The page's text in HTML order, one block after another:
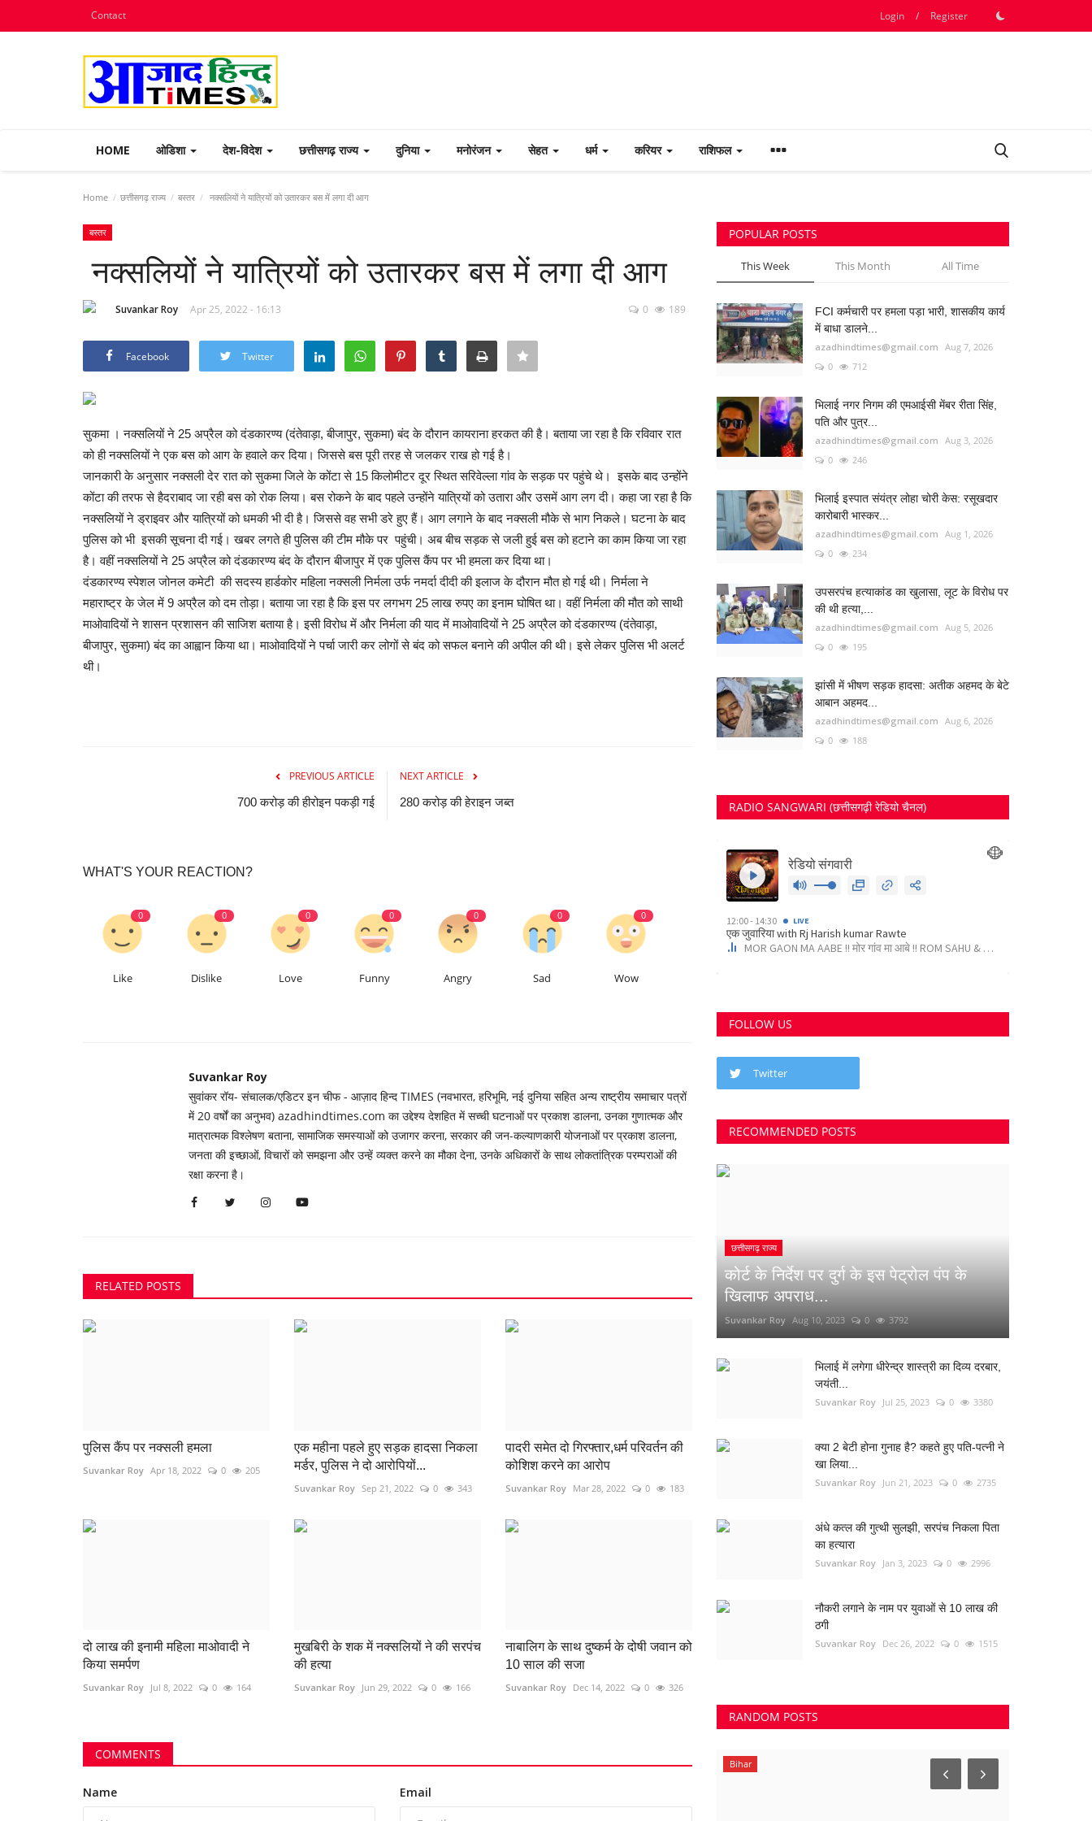
Contact Login / Register
HOME ओडिशा देश-विदेश छत्तीसगढ़ राज्य दुनिया मनोरंजन सेहत धर्म करियर राशिफल
Home छत्तीसगढ़ राज्य बस्तर नक्सलियों ने यात्रियों को उतारकर बस में लगा दी आग
बस्तर
नक्सलियों ने यात्रियों को उतारकर बस में लगा दी आग
Suvankar Roy Apr 25, 2022 - 16:13 0 189
Facebook Twitter
सुकमा । नक्सलियों ने 25 अप्रैल को दंडकारण्य (दंतेवाड़ा, बीजापुर, सुकमा) बंद के दौरान कायराना हरकत की है। बताया जा रहा है कि रविवार रात
को ही नक्सलियों ने एक बस को आग के हवाले कर दिया। जिससे बस पूरी तरह से जलकर राख हो गई है।
जानकारी के अनुसार नक्सली देर रात को सुकमा जिले के कोंटा से 15 किलोमीटर दूर स्थित सरिवेल्ला गांव के सड़क पर पहुंचे थे। इसके बाद उन्होंने
कोंटा की तरफ से हैदराबाद जा रही बस को रोक लिया। बस रोकने के बाद पहले उन्होंने यात्रियों को उतारा और उसमें आग लग दी। कहा जा रहा है कि
नक्सलियों ने ड्राइवर और यात्रियों को धमकी भी दी है। जिससे वह सभी डरे हुए हैं। आग लगाने के बाद नक्सली मौके से भाग निकले। घटना के बाद
पुलिस को भी इसकी सूचना दी गई। खबर लगते ही पुलिस की टीम मौके पर पहुंची। अब बीच सड़क से जली हुई बस को हटाने का काम किया जा रहा
है। वहीं नक्सलियों ने 25 अप्रैल को दंडकारण्य बंद के दौरान बीजापुर में एक पुलिस कैंप पर भी हमला कर दिया था।
दंडकारण्य स्पेशल जोनल कमेटी की सदस्य हार्डकोर महिला नक्सली निर्मला उर्फ नमर्दा दीदी की इलाज के दौरान मौत हो गई थी। निर्मला ने
महाराष्ट्र के जेल में 9 अप्रैल को दम तोड़ा। बताया जा रहा है कि इस पर लगभग 25 लाख रुपए का इनाम घोषित था। वहीं निर्मला की मौत को साथी
माओवादियों ने शासन प्रशासन की साजिश बताया है। इसी विरोध में और निर्मला की याद में माओवादियों ने 25 अप्रैल को दंडकारण्य (दंतेवाड़ा,
बीजापुर, सुकमा) बंद का आह्वान किया था। माओवादियों ने पर्चा जारी कर लोगों से बंद को सफल बनाने की अपील की थी। इसे लेकर पुलिस भी अलर्ट
थी।
PREVIOUS ARTICLE
700 करोड़ की हीरोइन पकड़ी गई
NEXT ARTICLE
280 करोड़ की हेराइन जब्त
WHAT'S YOUR REACTION?
0
Like
0
Dislike
0
Love
0
Funny
0
Angry
0
Sad
0
Wow
Suvankar Roy
सुवांकर रॉय- संचालक/एडिटर इन चीफ - आज़ाद हिन्द TIMES (नवभारत, हरिभूमि, नई दुनिया सहित अन्य राष्ट्रीय समाचार पत्रों
में 20 वर्षों का अनुभव) azadhindtimes.com का उद्देश्य देशहित में सच्ची घटनाओं पर प्रकाश डालना, उनका गुणात्मक और
मात्रात्मक विश्लेषण बताना, सामाजिक समस्याओं को उजागर करना, सरकार की जन-कल्याणकारी योजनाओं पर प्रकाश डालना,
जनता की इच्छाओं, विचारों को समझना और उन्हें व्यक्त करने का मौका देना, उनके अधिकारों के साथ लोकतांत्रिक परम्पराओं की
रक्षा करना है।
RELATED POSTS
पुलिस कैंप पर नक्सली हमला
Suvankar Roy Apr 18, 2022 0 205
एक महीना पहले हुए सड़क हादसा निकला
मर्डर, पुलिस ने दो आरोपियों...
Suvankar Roy Sep 21, 2022 0 343
पादरी समेत दो गिरफ्तार,धर्म परिवर्तन की
कोशिश करने का आरोप
Suvankar Roy Mar 28, 2022 0 183
दो लाख की इनामी महिला माओवादी ने
किया समर्पण
Suvankar Roy Jul 8, 2022 0 164
मुखबिरी के शक में नक्सलियों ने की सरपंच
की हत्या
Suvankar Roy Jun 29, 2022 0 166
नाबालिग के साथ दुष्कर्म के दोषी जवान को
10 साल की सजा
Suvankar Roy Dec 14, 2022 0 326
COMMENTS
Name Email
POPULAR POSTS
This Week This Month All Time
FCI कर्मचारी पर हमला पड़ा भारी, शासकीय कार्य
में बाधा डालने...
azadhindtimes@gmail.com Aug 7, 2026
0
712
भिलाई नगर निगम की एमआईसी मेंबर रीता सिंह,
पति और पुत्र...
azadhindtimes@gmail.com Aug 3, 2026
0
246
भिलाई इस्पात संयंत्र लोहा चोरी केस: रसूखदार
कारोबारी भास्कर...
azadhindtimes@gmail.com Aug 1, 2026
0
234
उपसरपंच हत्याकांड का खुलासा, लूट के विरोध पर
की थी हत्या,...
azadhindtimes@gmail.com Aug 5, 2026
0
195
झांसी में भीषण सड़क हादसा: अतीक अहमद के बेटे
आबान अहमद...
azadhindtimes@gmail.com Aug 6, 2026
0
188
RADIO SANGWARI (छत्तीसगढ़ी रेडियो चैनल)
FOLLOW US
Twitter
RECOMMENDED POSTS
छत्तीसगढ़ राज्य
कोर्ट के निर्देश पर दुर्ग के इस पेट्रोल पंप के
खिलाफ अपराध...
Suvankar Roy Aug 10, 2023 0 3792
भिलाई में लगेगा धीरेन्द्र शास्त्री का दिव्य दरबार,
जयंती...
Suvankar Roy Jul 25, 2023 0 3380
क्या 2 बेटी होना गुनाह है? कहते हुए पति-पत्नी ने
खा लिया...
Suvankar Roy Jun 21, 2023 0 2735
अंधे कत्ल की गुत्थी सुलझी, सरपंच निकला पिता
का हत्यारा
Suvankar Roy Jan 3, 2023 0 2996
नौकरी लगाने के नाम पर युवाओं से 10 लाख की
ठगी
Suvankar Roy Dec 26, 2022 0 1515
RANDOM POSTS
रायगढ़ ओडिशा Bihar